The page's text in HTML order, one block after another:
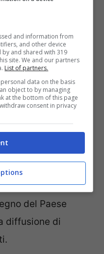
elezioni europee –
Garanzie nelle
ha reso
sul proprio
delle reti Rai
importante
del Paese
diffusione di
and information from
and other device
by and shared with 319
site. We and our partners
List of partners.
data on the basis
object to by managing
at the bottom of this page
consent in privacy